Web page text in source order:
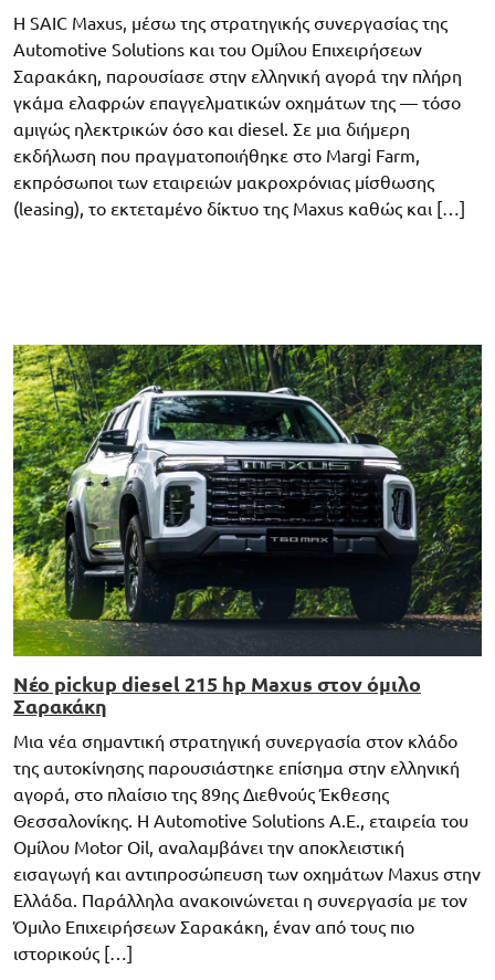
Η SAIC Maxus, μέσω της στρατηγικής συνεργασίας της
Automotive Solutions και του Ομίλου Επιχειρήσεων
Σαρακάκη, παρουσίασε στην ελληνική αγορά την πλήρη
γκάμα ελαφρών επαγγελματικών οχημάτων της — τόσο
αμιγώς ηλεκτρικών όσο και diesel. Σε μια διήμερη
εκδήλωση που πραγματοποιήθηκε στο Margi Farm,
εκπρόσωποι των εταιρειών μακροχρόνιας μίσθωσης
(leasing), το εκτεταμένο δίκτυο της Maxus καθώς και […]
Νέο pickup diesel 215 hp Maxus στον όμιλο
Σαρακάκη
Μια νέα σημαντική στρατηγική συνεργασία στον κλάδο
της αυτοκίνησης παρουσιάστηκε επίσημα στην ελληνική
αγορά, στο πλαίσιο της 89ης Διεθνούς Έκθεσης
Θεσσαλονίκης. Η Automotive Solutions A.E., εταιρεία του
Ομίλου Motor Oil, αναλαμβάνει την αποκλειστική
εισαγωγή και αντιπροσώπευση των οχημάτων Maxus στην
Ελλάδα. Παράλληλα ανακοινώνεται η συνεργασία με τον
Όμιλο Επιχειρήσεων Σαρακάκη, έναν από τους πιο
ιστορικούς […]